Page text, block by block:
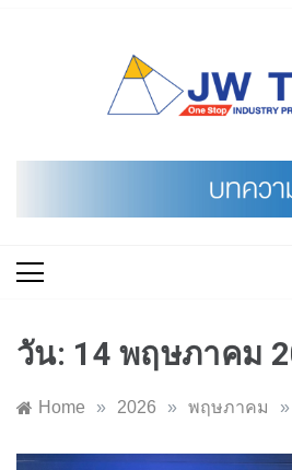
วัน: 14 พฤษภาคม
Home » 2026 » พฤษภาคม »